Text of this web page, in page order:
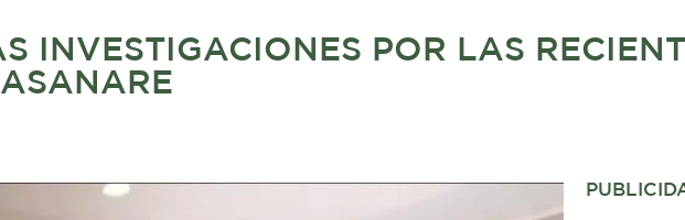
INVESTIGACIONES POR LAS